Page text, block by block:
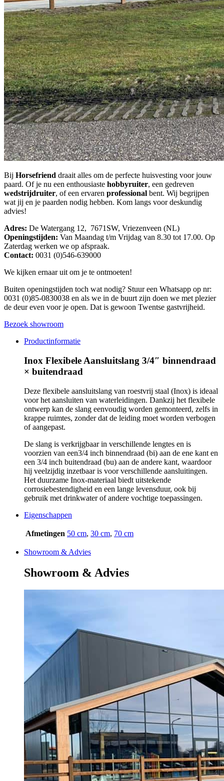
Bij Horsefriend draait alles om de perfecte huisvesting voor jouw
paard. Of je nu een enthousiaste hobbyruiter, een gedreven
wedstrijdruiter, of een ervaren professional bent. Wij begrijpen
wat jij en je paarden nodig hebben. Kom langs voor deskundig
advies!
Adres: De Watergang 12, 7671SW, Vriezenveen (NL)
Openingstijden: Van Maandag t/m Vrijdag van 8.30 tot 17.00. Op
Zaterdag werken we op afspraak.
Contact: 0031 (0)546-639000
We kijken ernaar uit om je te ontmoeten!
Buiten openingstijden toch wat nodig? Stuur een Whatsapp op nr:
0031 (0)85-0830038 en als we in de buurt zijn doen we met plezier
de deur even voor je open. Dat is gewoon Twentse gastvrijheid.
Bezoek showroom
Productinformatie
Inox Flexibele Aansluitslang 3/4″ binnendraad
× buitendraad
Deze flexibele aansluitslang van roestvrij staal (Inox) is ideaal
voor het aansluiten van waterleidingen. Dankzij het flexibele
ontwerp kan de slang eenvoudig worden gemonteerd, zelfs in
krappe ruimtes, zonder dat de leiding moet worden verbogen
of aangepast.
De slang is verkrijgbaar in verschillende lengtes en is
voorzien van een3/4 inch binnendraad (bi) aan de ene kant en
een 3/4 inch buitendraad (bu) aan de andere kant, waardoor
hij veelzijdig inzetbaar is voor verschillende aansluitingen.
Het duurzame Inox-materiaal biedt uitstekende
corrosiebestendigheid en een lange levensduur, ook bij
gebruik met drinkwater of andere vochtige toepassingen.
Eigenschappen
Afmetingen 50 cm, 30 cm, 70 cm
Showroom & Advies
Showroom & Advies